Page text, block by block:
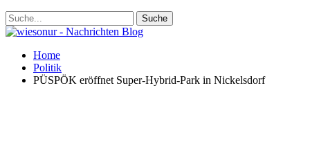
Home
Politik
PÜSPÖK eröffnet Super-Hybrid-Park in Nickelsdorf